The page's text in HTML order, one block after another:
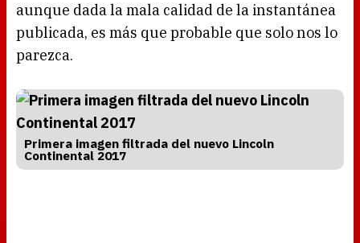
aunque dada la mala calidad de la instantánea
publicada, es más que probable que solo nos lo
parezca.
Primera imagen filtrada del nuevo Lincoln
Continental 2017